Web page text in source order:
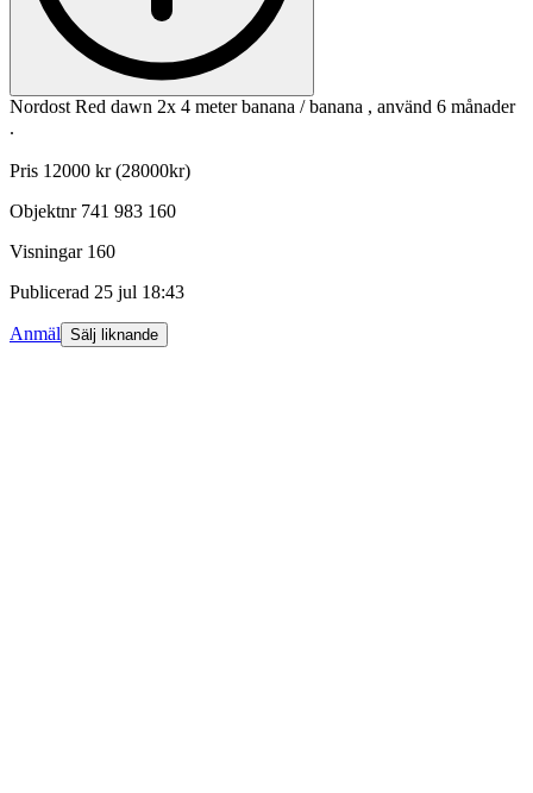
Nordost Red dawn 2x 4 meter banana / banana , använd 6 månader
.
Pris 12000 kr (28000kr)
Objektnr 741 983 160
Visningar 160
Publicerad 25 jul 18:43
Anmäl Sälj liknande